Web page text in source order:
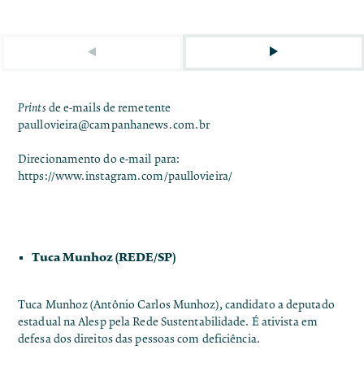
Printsde e-mails de remetente
paullovieira@campanhanews.com.br
Direcionamento do e-mail para:
https://www.instagram.com/paullovieira/
Tuca Munhoz (REDE/SP)
Tuca Munhoz (Antônio Carlos Munhoz), candidato a deputado
estadual na Alesp pela Rede Sustentabilidade. É ativista em
defesa dos direitos das pessoas com deficiência.